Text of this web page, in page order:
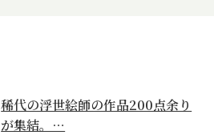
稀代の浮世絵師の作品200点余り
が集結。…